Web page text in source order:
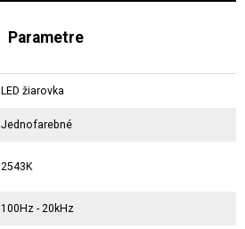
Parametre
LED žiarovka
Jednofarebné
2543K
100Hz - 20kHz